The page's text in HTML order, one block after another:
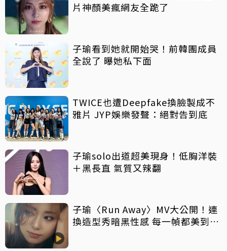
片神顏美瘋網友全跪了
子瑜看到她就開始哭！前韓團成員
全說了 曝她私下面
TWICE也遭Deepfake換臉製成不
雅片 JYP娛樂發聲：絕對告到底
子瑜solo出道超美現身！低胸洋裝
＋黑長直 氣質又辣翻
子瑜〈Run Away〉MV大公開！連
換造型秀暗黑性感 每一幀都美到不